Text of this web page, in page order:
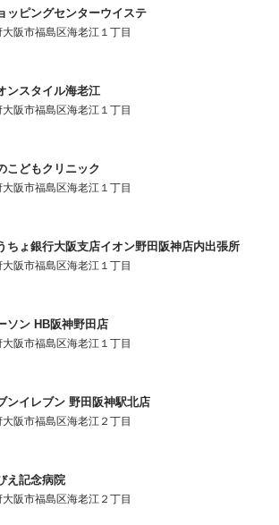
ッピングセンターウイステ
大阪市福島区海老江１丁目
ンスタイル海老江
大阪市福島区海老江１丁目
こどもクリニック
大阪市福島区海老江１丁目
ちょ銀行大阪支店イオン野田阪神店内出張所
大阪市福島区海老江１丁目
ソン HB阪神野田店
大阪市福島区海老江１丁目
ンイレブン 野田阪神駅北店
大阪市福島区海老江２丁目
え記念病院
大阪市福島区海老江２丁目